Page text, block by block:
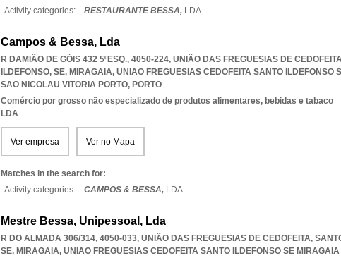
Activity categories: ...RESTAURANTE BESSA, LDA...
Campos & Bessa, Lda
R DAMIÃO DE GÓIS 432 5ºESQ., 4050-224, UNIÃO DAS FREGUESIAS DE
ILDEFONSO, SE, MIRAGAIA, UNIAO FREGUESIAS CEDOFEITA SANTO ILDEFONSO
SAO NICOLAU VITORIA PORTO, PORTO
Comércio por grosso não especializado de produtos alimentares, bebidas e tabaco
LDA
Ver empresa Ver no Mapa
Matches in the search for:
Activity categories: ...CAMPOS & BESSA, LDA...
Mestre Bessa, Unipessoal, Lda
R DO ALMADA 306/314, 4050-033, UNIÃO DAS FREGUESIAS DE CEDOFEITA,
SE, MIRAGAIA, UNIAO FREGUESIAS CEDOFEITA SANTO ILDEFONSO SE